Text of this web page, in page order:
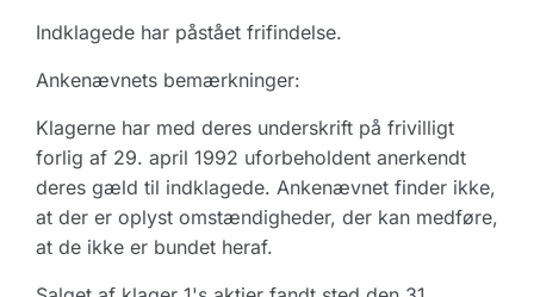
Indklagede har påstået frifindelse.
Ankenævnets bemærkninger:
Klagerne har med deres underskrift på frivilligt
forlig af 29. april 1992 uforbeholdent anerkendt
deres gæld til indklagede. Ankenævnet finder ikke,
at der er oplyst omstændigheder, der kan medføre,
at de ikke er bundet heraf.